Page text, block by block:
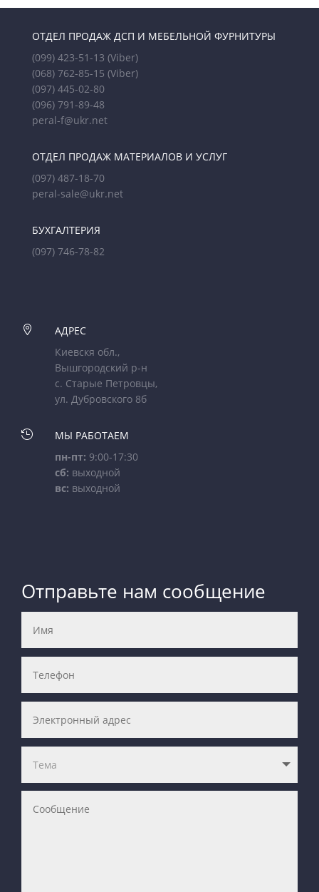
ОТДЕЛ ПРОДАЖ ДСП И МЕБЕЛЬНОЙ ФУРНИТУРЫ
(099) 423-51-13 (Viber)
(068) 762-85-15 (Viber)
(097) 445-02-80
(096) 791-89-48
peral-f@ukr.net
ОТДЕЛ ПРОДАЖ МАТЕРИАЛОВ И УСЛУГ
(097) 487-18-70
peral-sale@ukr.net
БУХГАЛТЕРИЯ
(097) 746-78-82

АДРЕС
Киевскя обл.,
Вышгородский р-н
с. Старые Петровцы,
ул. Дубровского 8б

МЫ РАБОТАЕМ
пн-пт: 9:00-17:30
сб: выходной
вс: выходной
Отправьте нам сообщение